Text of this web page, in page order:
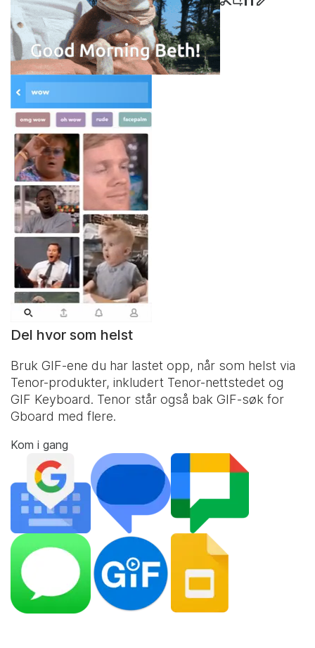
Del hvor som helst
Bruk GIF-ene du har lastet opp, når som helst via
Tenor-produkter, inkludert Tenor-nettstedet og
GIF Keyboard. Tenor står også bak GIF-søk for
Gboard med flere.
Kom i gang